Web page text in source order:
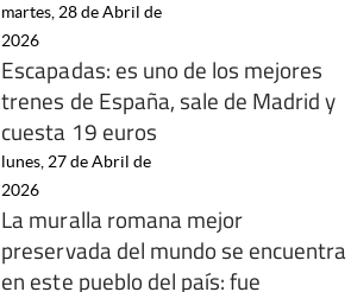
martes, 28 de Abril de
2026
Escapadas: es uno de los mejores
trenes de España, sale de Madrid y
cuesta 19 euros
lunes, 27 de Abril de
2026
La muralla romana mejor
preservada del mundo se encuentra
en este pueblo del país: fue